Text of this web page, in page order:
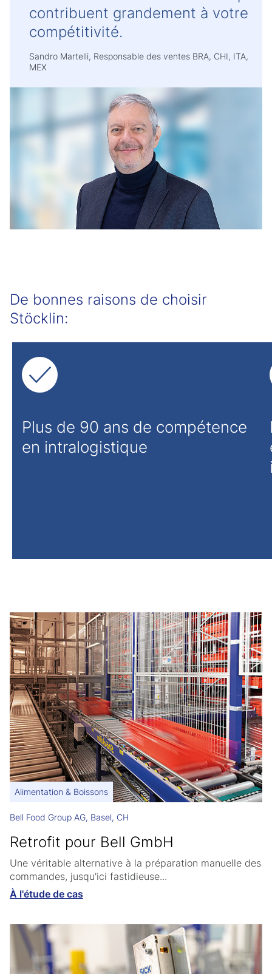
contribuent grandement à votre
compétitivité.
Sandro Martelli, Responsable des ventes BRA, CHI, ITA,
MEX
De bonnes raisons de choisir
Stöcklin:
Plus de 90 ans de compétence
en intralogistique
Alimentation & Boissons
Bell Food Group AG, Basel, CH
Retrofit pour Bell GmbH
Une véritable alternative à la préparation manuelle des
commandes, jusqu'ici fastidieuse...
À l'étude de cas